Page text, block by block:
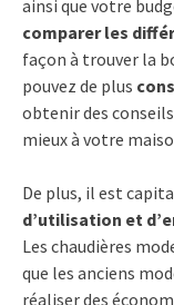
ainsi que votre
comparer les
façon à trouver la
pouvez de plus
obtenir des
mieux à votre
De plus, il est
d’utilisation et
Les chaudières
que les anciens
réaliser des